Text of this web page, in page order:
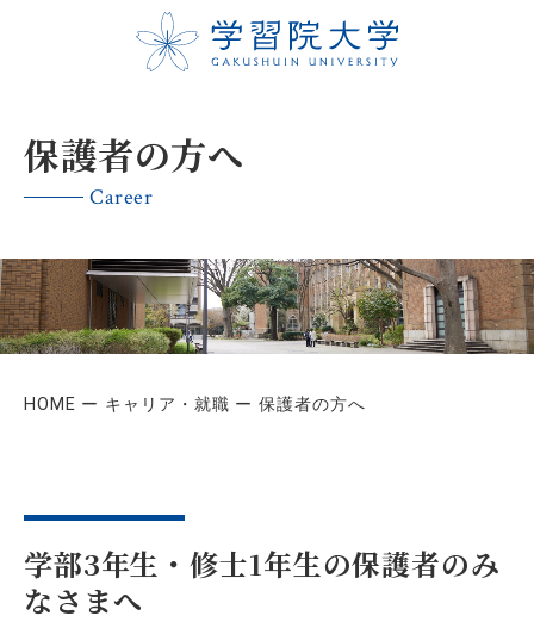
保護者の方へ
Career
HOME キャリア・就職 保護者の方へ
学部3年生・修士1年生の保護者のみ
なさまへ